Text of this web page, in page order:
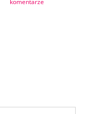
komentarze